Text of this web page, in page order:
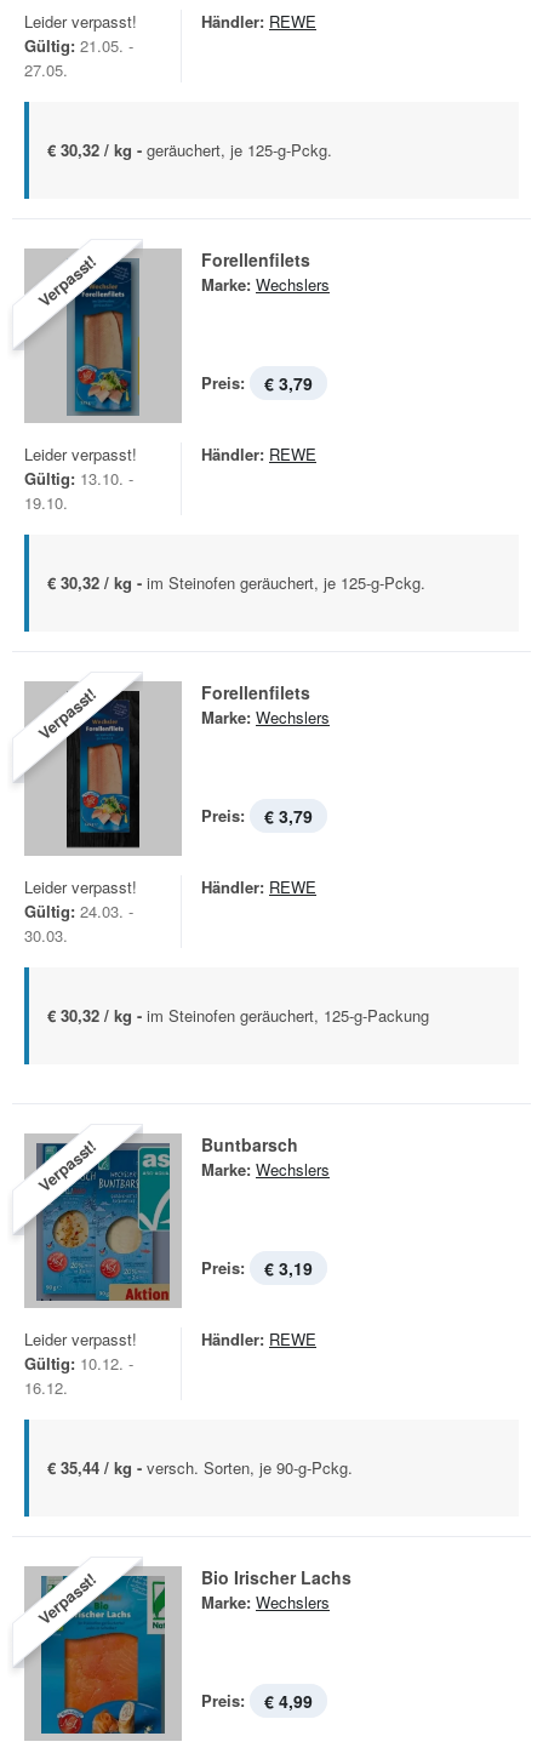
Leider verpasst!
Gültig: 21.05. -
27.05.
Händler: REWE
€ 30,32 / kg - geräuchert, je 125-g-Pckg.
Verpasst! Forellenfilets
Marke: Wechslers
Preis: € 3,79
Leider verpasst!
Gültig: 13.10. -
19.10.
Händler: REWE
€ 30,32 / kg - im Steinofen geräuchert, je 125-g-Pckg.
Verpasst! Forellenfilets
Marke: Wechslers
Preis: € 3,79
Leider verpasst!
Gültig: 24.03. -
30.03.
Händler: REWE
€ 30,32 / kg - im Steinofen geräuchert, 125-g-Packung
Verpasst! Buntbarsch
Marke: Wechslers
Preis: € 3,19
Leider verpasst!
Gültig: 10.12. -
16.12.
Händler: REWE
€ 35,44 / kg - versch. Sorten, je 90-g-Pckg.
Verpasst! Bio Irischer Lachs
Marke: Wechslers
Preis: € 4,99